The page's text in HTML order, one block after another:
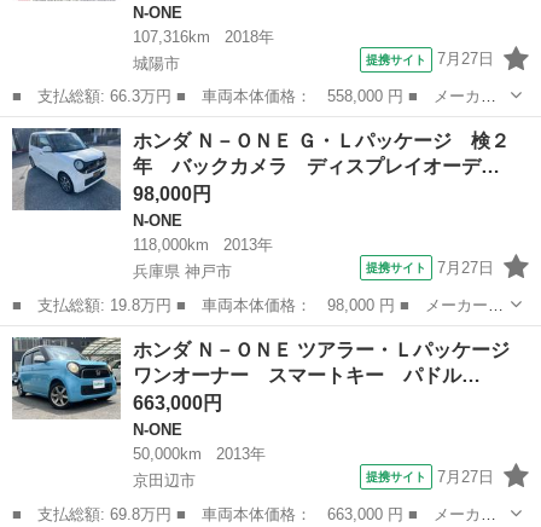
N-ONE
107,316km
2018年
城陽市
提携サイト 7月27日
■ 支払総額: 66.3万円 ■ 車両本体価格： 558,000 円 ■ メーカー
名： ホンダ ■ 車種名： Ｎ－ＯＮＥ ■ グレード名： セレク
ト Ｈｏｎｄａ認定中古車 修復歴なし Ｈｏｎｄａ販売店全国保証
１年 ワンオー...
京都 城陽市 N-ONE
ホンダ Ｎ－ＯＮＥ Ｇ・Ｌパッケージ 検２
年 バックカメラ ディスプレイオーデ…
98,000円
N-ONE
118,000km
2013年
兵庫県 神戸市
提携サイト 7月27日
■ 支払総額: 19.8万円 ■ 車両本体価格： 98,000 円 ■ メーカー
名： ホンダ ■ 車種名： Ｎ－ＯＮＥ ■ グレード名： Ｇ・Ｌパ
ッケージ 検２年 バックカメラ ディスプレイオーディ ＣＤ Ｈ
ＩＤ スマート...
兵庫 神戸市 N-ONE
ホンダ Ｎ－ＯＮＥ ツアラー・Ｌパッケージ
ワンオーナー スマートキー パドル…
663,000円
N-ONE
50,000km
2013年
京田辺市
提携サイト 7月27日
■ 支払総額: 69.8万円 ■ 車両本体価格： 663,000 円 ■ メーカー